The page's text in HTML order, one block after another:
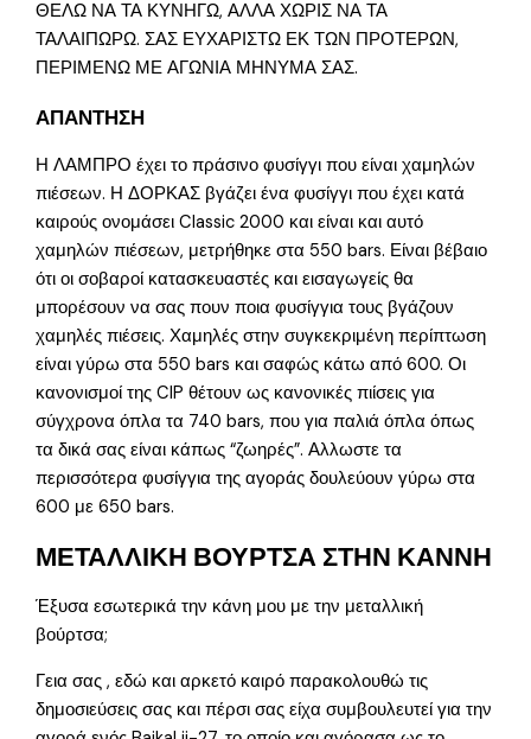
ΘΕΛΩ ΝΑ ΤΑ ΚΥΝΗΓΩ, ΑΛΛΑ ΧΩΡΙΣ ΝΑ ΤΑ
ΤΑΛΑΙΠΩΡΩ. ΣΑΣ ΕΥΧΑΡΙΣΤΩ ΕΚ ΤΩΝ ΠΡΟΤΕΡΩΝ,
ΠΕΡΙΜΕΝΩ ΜΕ ΑΓΩΝΙΑ ΜΗΝΥΜΑ ΣΑΣ.
ΑΠΑΝΤΗΣΗ
Η ΛΑΜΠΡΟ έχει το πράσινο φυσίγγι που είναι χαμηλών
πιέσεων. Η ΔΟΡΚΑΣ βγάζει ένα φυσίγγι που έχει κατά
καιρούς ονομάσει Classic 2000 και είναι και αυτό
χαμηλών πιέσεων, μετρήθηκε στα 550 bars. Είναι βέβαιο
ότι οι σοβαροί κατασκευαστές και εισαγωγείς θα
μπορέσουν να σας πουν ποια φυσίγγια τους βγάζουν
χαμηλές πιέσεις. Χαμηλές στην συγκεκριμένη περίπτωση
είναι γύρω στα 550 bars και σαφώς κάτω από 600. Οι
κανονισμοί της CIP θέτουν ως κανονικές πιίσεις για
σύγχρονα όπλα τα 740 bars, που για παλιά όπλα όπως
τα δικά σας είναι κάπως “ζωηρές”. Αλλωστε τα
περισσότερα φυσίγγια της αγοράς δουλεύουν γύρω στα
600 με 650 bars.
ΜΕΤΑΛΛΙΚΗ ΒΟΥΡΤΣΑ ΣΤΗΝ ΚΑΝΝΗ
Έξυσα εσωτερικά την κάνη μου με την μεταλλική
βούρτσα;
Γεια σας , εδώ και αρκετό καιρό παρακολουθώ τις
δημοσιεύσεις σας και πέρσι σας είχα συμβουλευτεί για την